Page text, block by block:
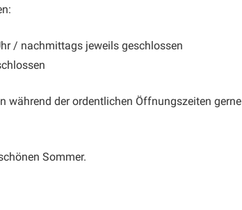
nachmittags jeweils geschlossen
während der ordentlichen Öffnungszeiten gerne
Sommer.